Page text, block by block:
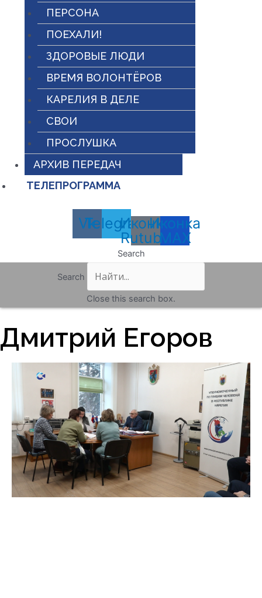
ПЕРСОНА
ПОЕХАЛИ!
ЗДОРОВЫЕ ЛЮДИ
ВРЕМЯ ВОЛОНТЁРОВ
КАРЕЛИЯ В ДЕЛЕ
СВОИ
ПРОСЛУШКА
АРХИВ ПЕРЕДАЧ
ТЕЛЕПРОГРАММА
Vk
Telegram
Иконка
Rutube
Иконка
MAX
Search
Search
Close this search box.
Дмитрий Егоров